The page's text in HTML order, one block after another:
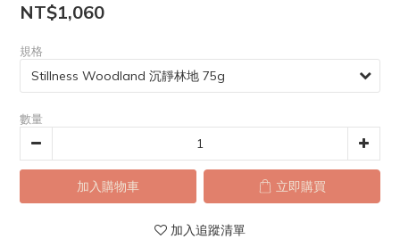
NT$1,060
規格
數量
加入購物車 立即購買
加入追蹤清單